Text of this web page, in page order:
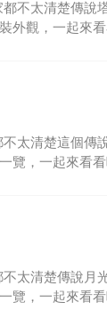
不太清楚傳說
外觀，一起來
太清楚這個傳
覽，一起來看
太清楚傳說月
覽，一起來看